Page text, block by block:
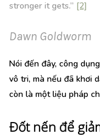
stronger it gets.” [2]
Dawn Goldworm
Nói đến đây, công
vô tri, mà nếu đã khơi
còn là một liệu pháp
Đốt nến để